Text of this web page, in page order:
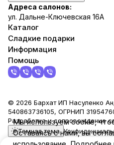
Адреса салонов:
ул. Дальне-Ключевская 16А
Каталог
Сладкие подарки
Информация
Помощь
© 2026 Бархат ИП Насуленко
540863736105, ОГРНИП
Разработка и сопровождение
Темная тема
Мы используем cookie,
Оставаясь с нами, вы